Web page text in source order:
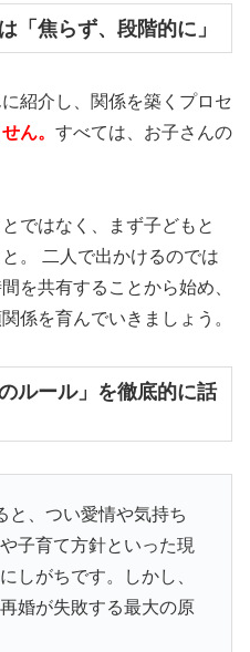
括資料請求
「焦らず、段階的に」
紹介し、関係を築くプロセ
ん。 すべては、お子さんの
ではなく、まず子どもと
。 二人で出かけるのでは
を共有することから始め、
係を育んでいきましょう。
ルール」を徹底的に話
と、つい愛情や気持ち
子育て方針といった現
しがちです。しかし、
婚が失敗する最大の原